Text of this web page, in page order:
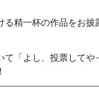
る精一杯の作品をお披
て「よし、投票してや